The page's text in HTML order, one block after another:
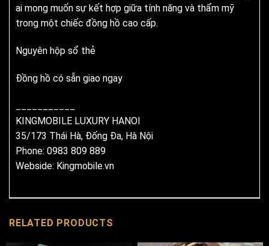
ai mong muốn sự kết hợp giữa tính năng và thẩm mỹ
trong một chiếc đồng hồ cao cấp.
Nguyên hộp sổ thẻ
Đồng hồ có sẵn giao ngay
KINGMOBILE LUXURY HANOI
35/173 Thái Hà, Đống Đa, Hà Nội
Phone: 0983 809 889
Webside: Kingmobile.vn
RELATED PRODUCTS